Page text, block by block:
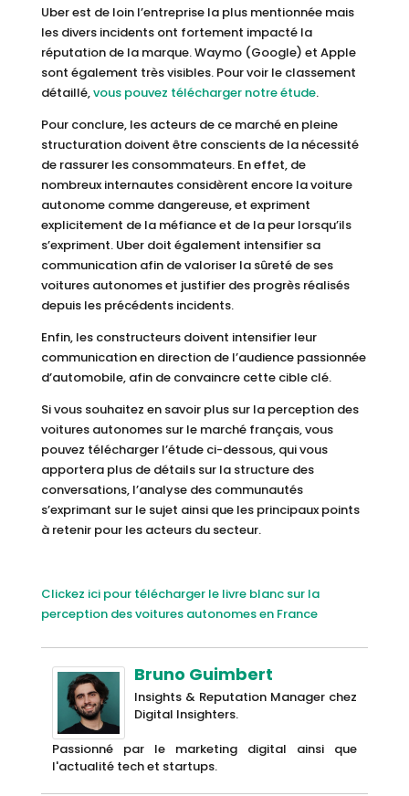
Uber est de loin l’entreprise la plus mentionnée mais
les divers incidents ont fortement impacté la
réputation de la marque. Waymo (Google) et Apple
sont également très visibles. Pour voir le classement
détaillé,vous pouvez télécharger notre étude.
Pour conclure, les acteurs de ce marché en pleine
structuration doivent être conscients de la nécessité
de rassurer les consommateurs. En effet, de
nombreux internautes considèrent encore la voiture
autonome comme dangereuse, et expriment
explicitement de la méfiance et de la peur lorsqu’ils
s’expriment. Uber doit également intensifier sa
communication afin de valoriser la sûreté de ses
voitures autonomes et justifier des progrès réalisés
depuis les précédents incidents.
Enfin, les constructeurs doivent intensifier leur
communication en direction de l’audience passionnée
d’automobile, afin de convaincre cette cible clé.
Si vous souhaitez en savoir plus sur la perception des
voitures autonomes sur le marché français, vous
pouvez télécharger l’étude ci-dessous, qui vous
apportera plus de détails sur la structure des
conversations, l’analyse des communautés
s’exprimant sur le sujet ainsi que les principaux points
à retenir pour les acteurs du secteur.
Clickez ici pour télécharger le livre blanc sur la
perception des voitures autonomes en France
Bruno Guimbert
Insights & Reputation Manager chez
Digital Insighters.
Passionné par le marketing digital ainsi que
l'actualité tech et startups.